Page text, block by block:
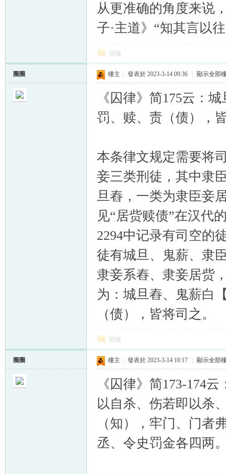
从更准确的角度来说
子·主道》“知其言以
回復
圈圈 樓主 發表於 2023-3-14 09:36 顯示全部
《囚律》简175云：
罚、赎、责（债），
本条律文规定需要将
妾三类刑徒，其中隶
旦舂，一类为隶臣妾
见“居赀赎债”在汉代
2294中记录有司空的
徒有城旦、鬼薪、隶
隶妾系舂、隶妾居赀
为：城旦舂、鬼薪白
（债），皆将司之。
回復
圈圈 樓主 發表於 2023-3-14 10:17 顯示全部
《囚律》简173-174
以自杀、伤若即以杀
（知），牢门、门
丞、令史罚金各四两